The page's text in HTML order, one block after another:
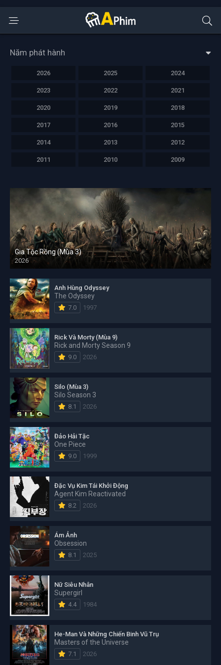
Năm phát hành
2026 2025 2024
2023 2022 2021
2020 2019 2018
2017 2016 2015
2014 2013 2012
2011 2010 2009
Gia Tộc Rồng (Mùa 3)
2026
Anh Hùng Odyssey
The Odyssey
7.0 1997
Rick Và Morty (Mùa 9)
Rick and Morty Season 9
9.0 2026
Silo (Mùa 3)
Silo Season 3
8.1 2026
Đảo Hải Tặc
One Piece
9.0 1999
Đặc Vụ Kim Tái Khởi Động
Agent Kim Reactivated
8.2 2026
Ám Ảnh
Obsession
8.1 2025
Nữ Siêu Nhân
Supergirl
4.4 1984
He-Man Và Những Chiến Binh Vũ Trụ
Masters of the Universe
7.1 2026